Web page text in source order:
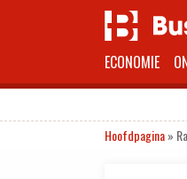
ECONOMIE
Hoofdpagina»